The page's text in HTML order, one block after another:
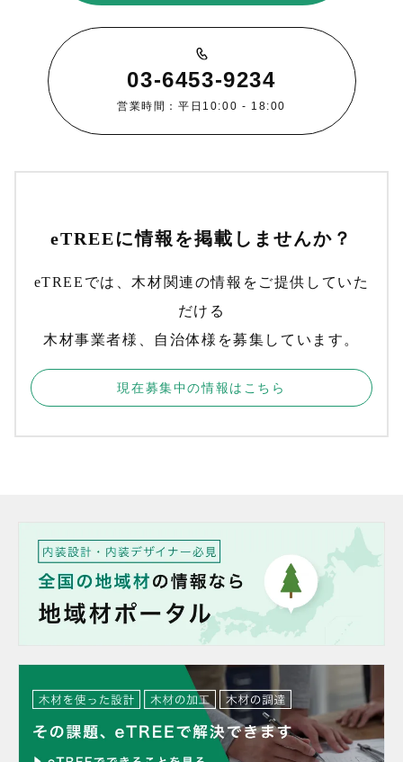
03-6453-9234
営業時間：平日10:00 - 18:00
eTREEに情報を掲載しませんか？
eTREEでは、木材関連の情報をご提供していた
だける
木材事業者様、自治体様を募集しています。
現在募集中の情報はこちら